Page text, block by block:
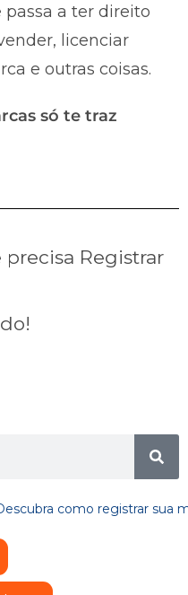
a ter direito
licenciar
e outras coisas.
só te traz
Registrar